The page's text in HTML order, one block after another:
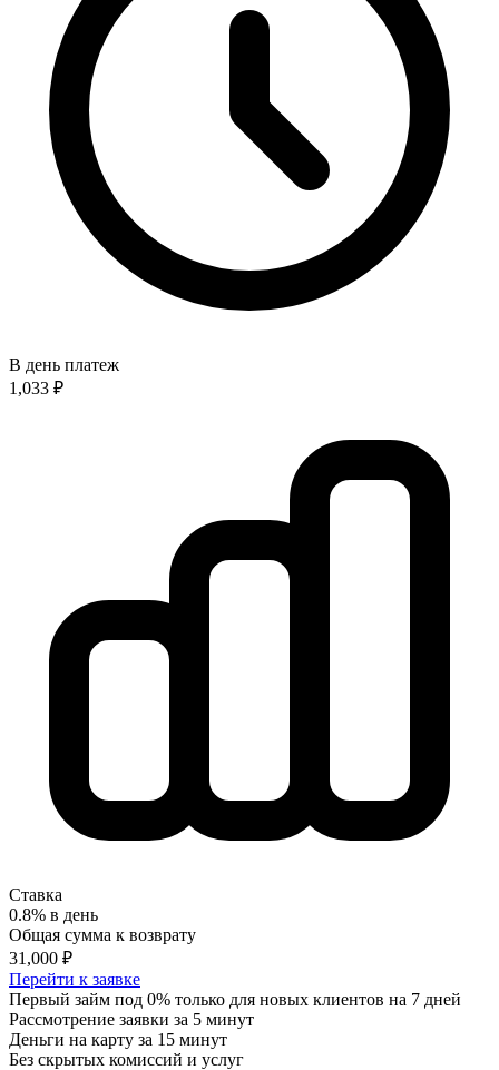
В день платеж
1,033 ₽
Ставка
0.8% в день
Общая сумма к возврату
31,000 ₽
Перейти к заявке
Первый займ под 0% только для новых клиентов на 7 дней
Рассмотрение заявки за 5 минут
Деньги на карту за 15 минут
Без скрытых комиссий и услуг